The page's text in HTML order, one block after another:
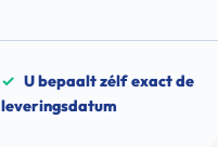
✓ U bepaalt zélf exact de
leveringsdatum